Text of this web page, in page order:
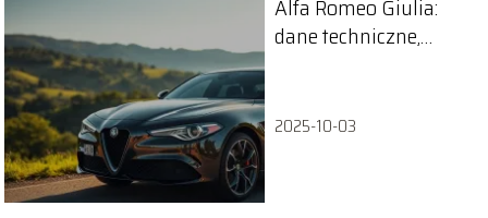
Alfa Romeo Giulia:
dane techniczne,
2025-10-03